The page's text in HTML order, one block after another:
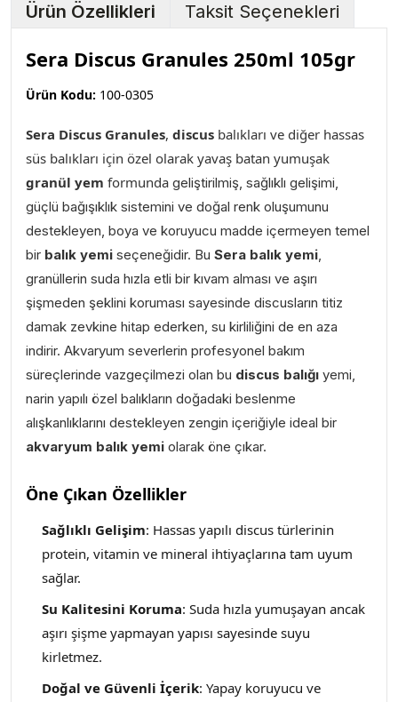
Ürün Özellikleri Taksit Seçenekleri
Sera Discus Granules 250ml 105gr
Ürün Kodu: 100-0305
Sera Discus Granules, discus balıkları ve diğer hassas
süs balıkları için özel olarak yavaş batan yumuşak
granül yem formunda geliştirilmiş, sağlıklı gelişimi,
güçlü bağışıklık sistemini ve doğal renk oluşumunu
destekleyen, boya ve koruyucu madde içermeyen temel
bir balık yemi seçeneğidir. Bu Sera balık yemi,
granüllerin suda hızla etli bir kıvam alması ve aşırı
şişmeden şeklini koruması sayesinde discusların titiz
damak zevkine hitap ederken, su kirliliğini de en aza
indirir. Akvaryum severlerin profesyonel bakım
süreçlerinde vazgeçilmezi olan bu discus balığı yemi,
narin yapılı özel balıkların doğadaki beslenme
alışkanlıklarını destekleyen zengin içeriğiyle ideal bir
akvaryum balık yemi olarak öne çıkar.
Öne Çıkan Özellikler
Sağlıklı Gelişim: Hassas yapılı discus türlerinin
protein, vitamin ve mineral ihtiyaçlarına tam uyum
sağlar.
Su Kalitesini Koruma: Suda hızla yumuşayan ancak
aşırı şişme yapmayan yapısı sayesinde suyu
kirletmez.
Doğal ve Güvenli İçerik: Yapay koruyucu ve